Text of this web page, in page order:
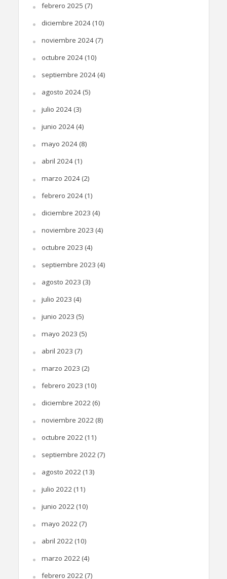
febrero 2025 (7)
diciembre 2024(10)
noviembre 2024(7)
octubre 2024(10)
septiembre 2024(4)
agosto 2024(5)
julio 2024(3)
junio 2024(4)
mayo 2024(8)
abril 2024(1)
marzo 2024(2)
febrero 2024(1)
diciembre 2023 (4)
noviembre 2023 (4)
octubre 2023 (4)
septiembre 2023 (4)
agosto 2023 (3)
julio 2023 (4)
junio 2023 (5)
mayo 2023 (5)
abril 2023 (7)
marzo 2023 (2)
febrero 2023 (10)
diciembre 2022 (6)
noviembre 2022 (8)
octubre 2022 (11)
septiembre 2022 (7)
agosto 2022 (13)
julio 2022 (11)
junio 2022 (10)
mayo 2022 (7)
abril 2022 (10)
marzo 2022 (4)
febrero 2022 (7)